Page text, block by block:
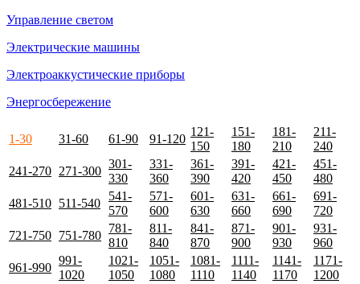
Управление светом
Электрические машины
Электроаккустические приборы
Энергосбережение
1-30 31-60 61-90 91-120
121-
150
151-
180
181-
210
211-
240
241-270 271-300
301-
330
331-
360
361-
390
391-
420
421-
450
451-
480
481-510 511-540
541-
570
571-
600
601-
630
631-
660
661-
690
691-
720
721-750 751-780
781-
810
811-
840
841-
870
871-
900
901-
930
931-
960
961-990
991-
1020
1021-
1050
1051-
1080
1081-
1110
1111-
1140
1141-
1170
1171-
1200